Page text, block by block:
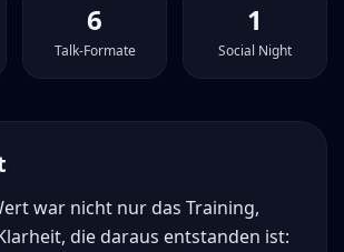
6
Talk-Formate
1
Social Night
war nicht nur das Training,
die daraus entstanden ist: